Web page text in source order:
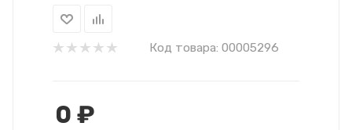
Код товара: 00005296
0 ₽